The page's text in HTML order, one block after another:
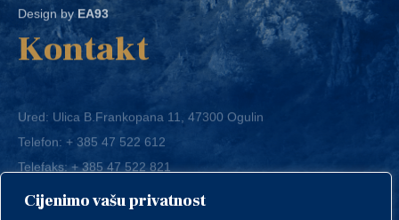
Cijenimo vašu privatnost
Kontakt
Telefon:+ 385 47 522 612
Telefaks:+ 385 47 522 821
E-mail:grad-ogulin@ogulin.hr